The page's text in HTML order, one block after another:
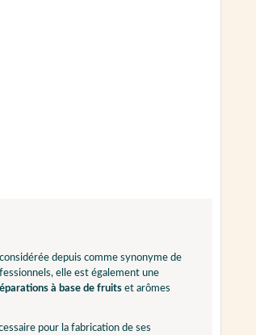
depuis comme synonyme de
elle est également une
à base de fruits et arômes
pour la fabrication de ses